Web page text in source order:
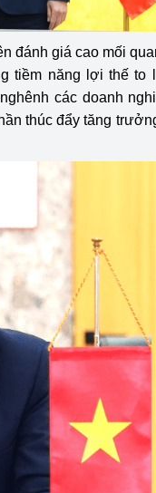
Tổ chức huấn
nghiệp vụ kiểm định
lao động
Video bảo vệ môi
Album ảnh bảo vệ
Văn bản về môi
Đọc báo giúp bạn
tưởng của Đảng
dân
Khu vực miền Bắc
Khu vực miền Trung
Khu vực miền Nam
Hiệp định EVFTA
Thị trường châu Á –
Thị trường châu Âu
đưa nghị quyết
vào cuộc sống
Công nghiệp nền tảng
Chính sách
Sản xuất công nghiệp
đánh giá cao mối
tiềm năng lợi thế to
các doanh
thúc đẩy tăng